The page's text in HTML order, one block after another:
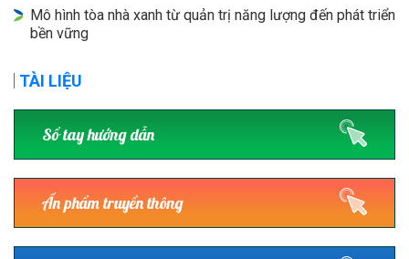
Mô hình tòa nhà xanh từ quản trị năng lượng đến phát triển
bền vững
TÀI LIỆU
Sổ tay hướng dẫn
Ấn phẩm truyền thông